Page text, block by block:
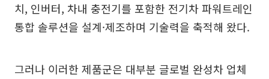
치, 인버터, 차내 충전기를 포함한 전기차 파워트레인
통합 솔루션을 설계·제조하며 기술력을 축적해 왔다.
그러나 이러한 제품군은 대부분 글로벌 완성차 업체